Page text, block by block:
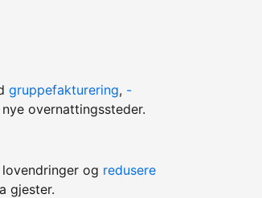
gruppefakturering, -
overnattingssteder.
og redusere
gjester.